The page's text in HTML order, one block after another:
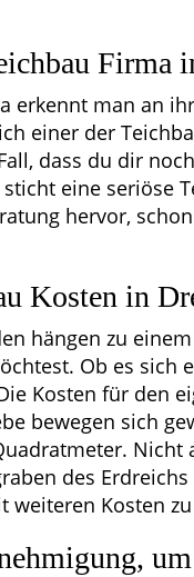
Firma
erkennt man an
einer der
dass du dir
eine seriöse
hervor,
Kosten in
hängen zu
Ob es sich
Kosten für den
bewegen sich
Nicht
des
Kosten